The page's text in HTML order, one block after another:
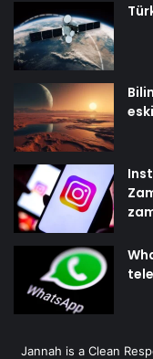
Jannah is a Clean